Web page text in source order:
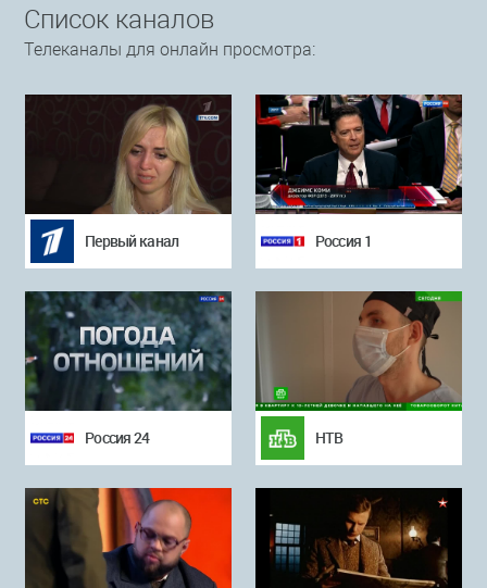
Список каналов
Телеканалы для онлайн просмотра:
Первый канал Россия 1
Россия 24 НТВ